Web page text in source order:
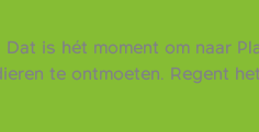
is hét moment om naar
te ontmoeten. Regent